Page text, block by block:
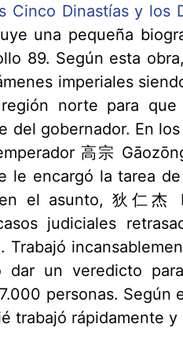
Cinco Dinastías y los
una pequeña
89. Según esta
imperiales
norte para que
del gobernador. En
高宗
le encargó la tarea
el asunto, 狄仁杰
judiciales
Trabajó
dar un veredicto
personas. Según
trabajó rápidamente